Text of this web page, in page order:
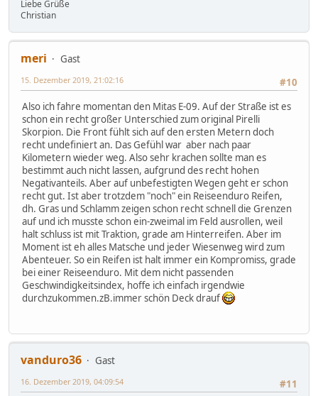
Liebe Grüße
Christian
meri
Gast
#10
15. Dezember 2019, 21:02:16
Also ich fahre momentan den Mitas E-09. Auf der Straße ist es
schon ein recht großer Unterschied zum original Pirelli
Skorpion. Die Front fühlt sich auf den ersten Metern doch
recht undefiniert an. Das Gefühl war aber nach paar
Kilometern wieder weg. Also sehr krachen sollte man es
bestimmt auch nicht lassen, aufgrund des recht hohen
Negativanteils. Aber auf unbefestigten Wegen geht er schon
recht gut. Ist aber trotzdem "noch" ein Reiseenduro Reifen,
dh. Gras und Schlamm zeigen schon recht schnell die Grenzen
auf und ich musste schon ein-zweimal im Feld ausrollen, weil
halt schluss ist mit Traktion, grade am Hinterreifen. Aber im
Moment ist eh alles Matsche und jeder Wiesenweg wird zum
Abenteuer. So ein Reifen ist halt immer ein Kompromiss, grade
bei einer Reiseenduro. Mit dem nicht passenden
Geschwindigkeitsindex, hoffe ich einfach irgendwie
durchzukommen.zB.immer schön Deck drauf
vanduro36
Gast
#11
16. Dezember 2019, 04:09:54